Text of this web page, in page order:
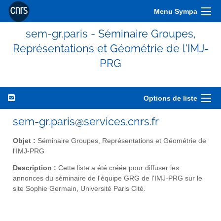
Menu Sympa
sem-gr.paris - Séminaire Groupes,
Représentations et Géométrie de l'IMJ-
PRG
Options de liste
sem-gr.paris@services.cnrs.fr
Objet : Séminaire Groupes, Représentations et Géométrie de
l'IMJ-PRG
Description : Cette liste a été créée pour diffuser les
annonces du séminaire de l'équipe GRG de l'IMJ-PRG sur le
site Sophie Germain, Université Paris Cité.